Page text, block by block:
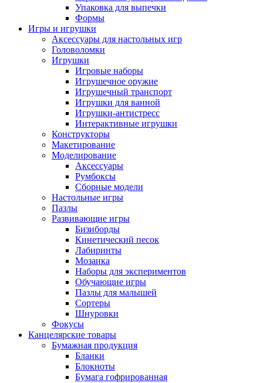
Упаковка для выпечки
Формы
Игры и игрушки
Аксессуары для настольных игр
Головоломки
Игрушки
Игровые наборы
Игрушечное оружие
Игрушечный транспорт
Игрушки для ванной
Игрушки-антистресс
Интерактивные игрушки
Конструкторы
Макетирование
Моделирование
Аксессуары
Румбоксы
Сборные модели
Настольные игры
Пазлы
Развивающие игры
Бизиборды
Кинетический песок
Лабиринты
Мозаика
Наборы для экспериментов
Обучающие игры
Пазлы для малышей
Сортеры
Шнуровки
Фокусы
Канцелярские товары
Бумажная продукция
Бланки
Блокноты
Бумага гофрированная